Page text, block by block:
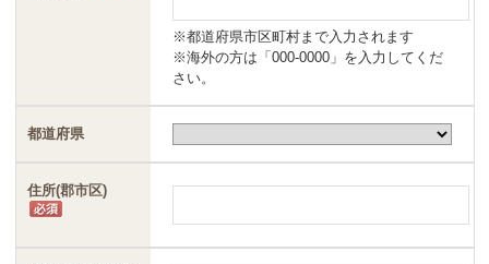
※都道府県市区町村まで入力されます
※海外の方は「000-0000」を入力してくだ
さい。
都道府県
住所(郡市区)